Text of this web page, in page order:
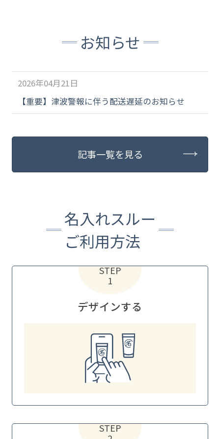
お知らせ
2026年04月21日
【重要】津波警報に伴う配送遅延のお知らせ
記事一覧を見る
名入れスルー
ご利用方法
STEP
1
デザインする
STEP